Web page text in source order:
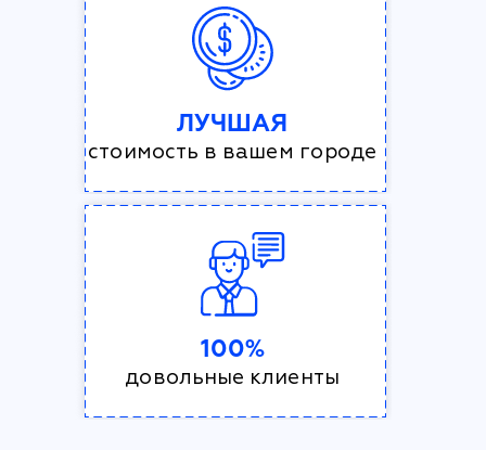
ЛУЧШАЯ
стоимость в вашем городе
100%
довольные клиенты